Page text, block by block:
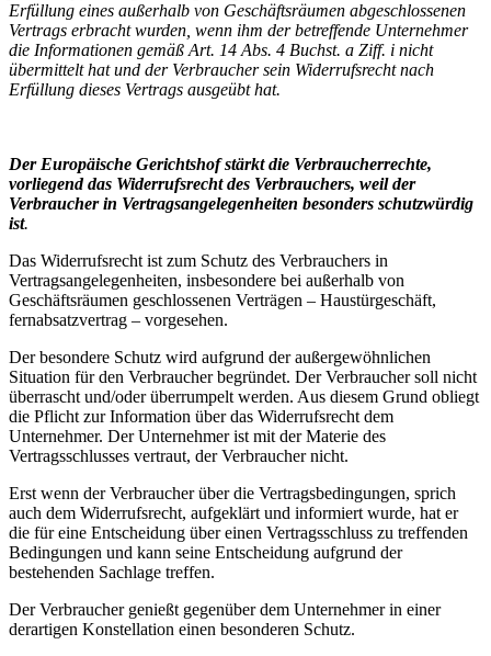
Erfüllung eines außerhalb von Geschäftsräumen abgeschlossenen
Vertrags erbracht wurden, wenn ihm der betreffende Unternehmer
die Informationen gemäß Art. 14 Abs. 4 Buchst. a Ziff. i nicht
übermittelt hat und der Verbraucher sein Widerrufsrecht nach
Erfüllung dieses Vertrags ausgeübt hat.
Der Europäische Gerichtshof stärkt die Verbraucherrechte,
vorliegend das Widerrufsrecht des Verbrauchers, weil der
Verbraucher in Vertragsangelegenheiten besonders schutzwürdig
ist.
Das Widerrufsrecht ist zum Schutz des Verbrauchers in
Vertragsangelegenheiten, insbesondere bei außerhalb von
Geschäftsräumen geschlossenen Verträgen – Haustürgeschäft,
fernabsatzvertrag – vorgesehen.
Der besondere Schutz wird aufgrund der außergewöhnlichen
Situation für den Verbraucher begründet. Der Verbraucher soll nicht
überrascht und/oder überrumpelt werden. Aus diesem Grund obliegt
die Pflicht zur Information über das Widerrufsrecht dem
Unternehmer. Der Unternehmer ist mit der Materie des
Vertragsschlusses vertraut, der Verbraucher nicht.
Erst wenn der Verbraucher über die Vertragsbedingungen, sprich
auch dem Widerrufsrecht, aufgeklärt und informiert wurde, hat er
die für eine Entscheidung über einen Vertragsschluss zu treffenden
Bedingungen und kann seine Entscheidung aufgrund der
bestehenden Sachlage treffen.
Der Verbraucher genießt gegenüber dem Unternehmer in einer
derartigen Konstellation einen besonderen Schutz.